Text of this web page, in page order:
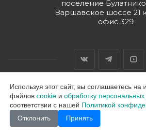
поселение
Варшавское шоссе 21
офис 329
2026 © ООО
Используя этот сайт, вы соглашаетесь на
файлов cookie и обработку
соответствии с нашей Политикой
Отклонить
Принять